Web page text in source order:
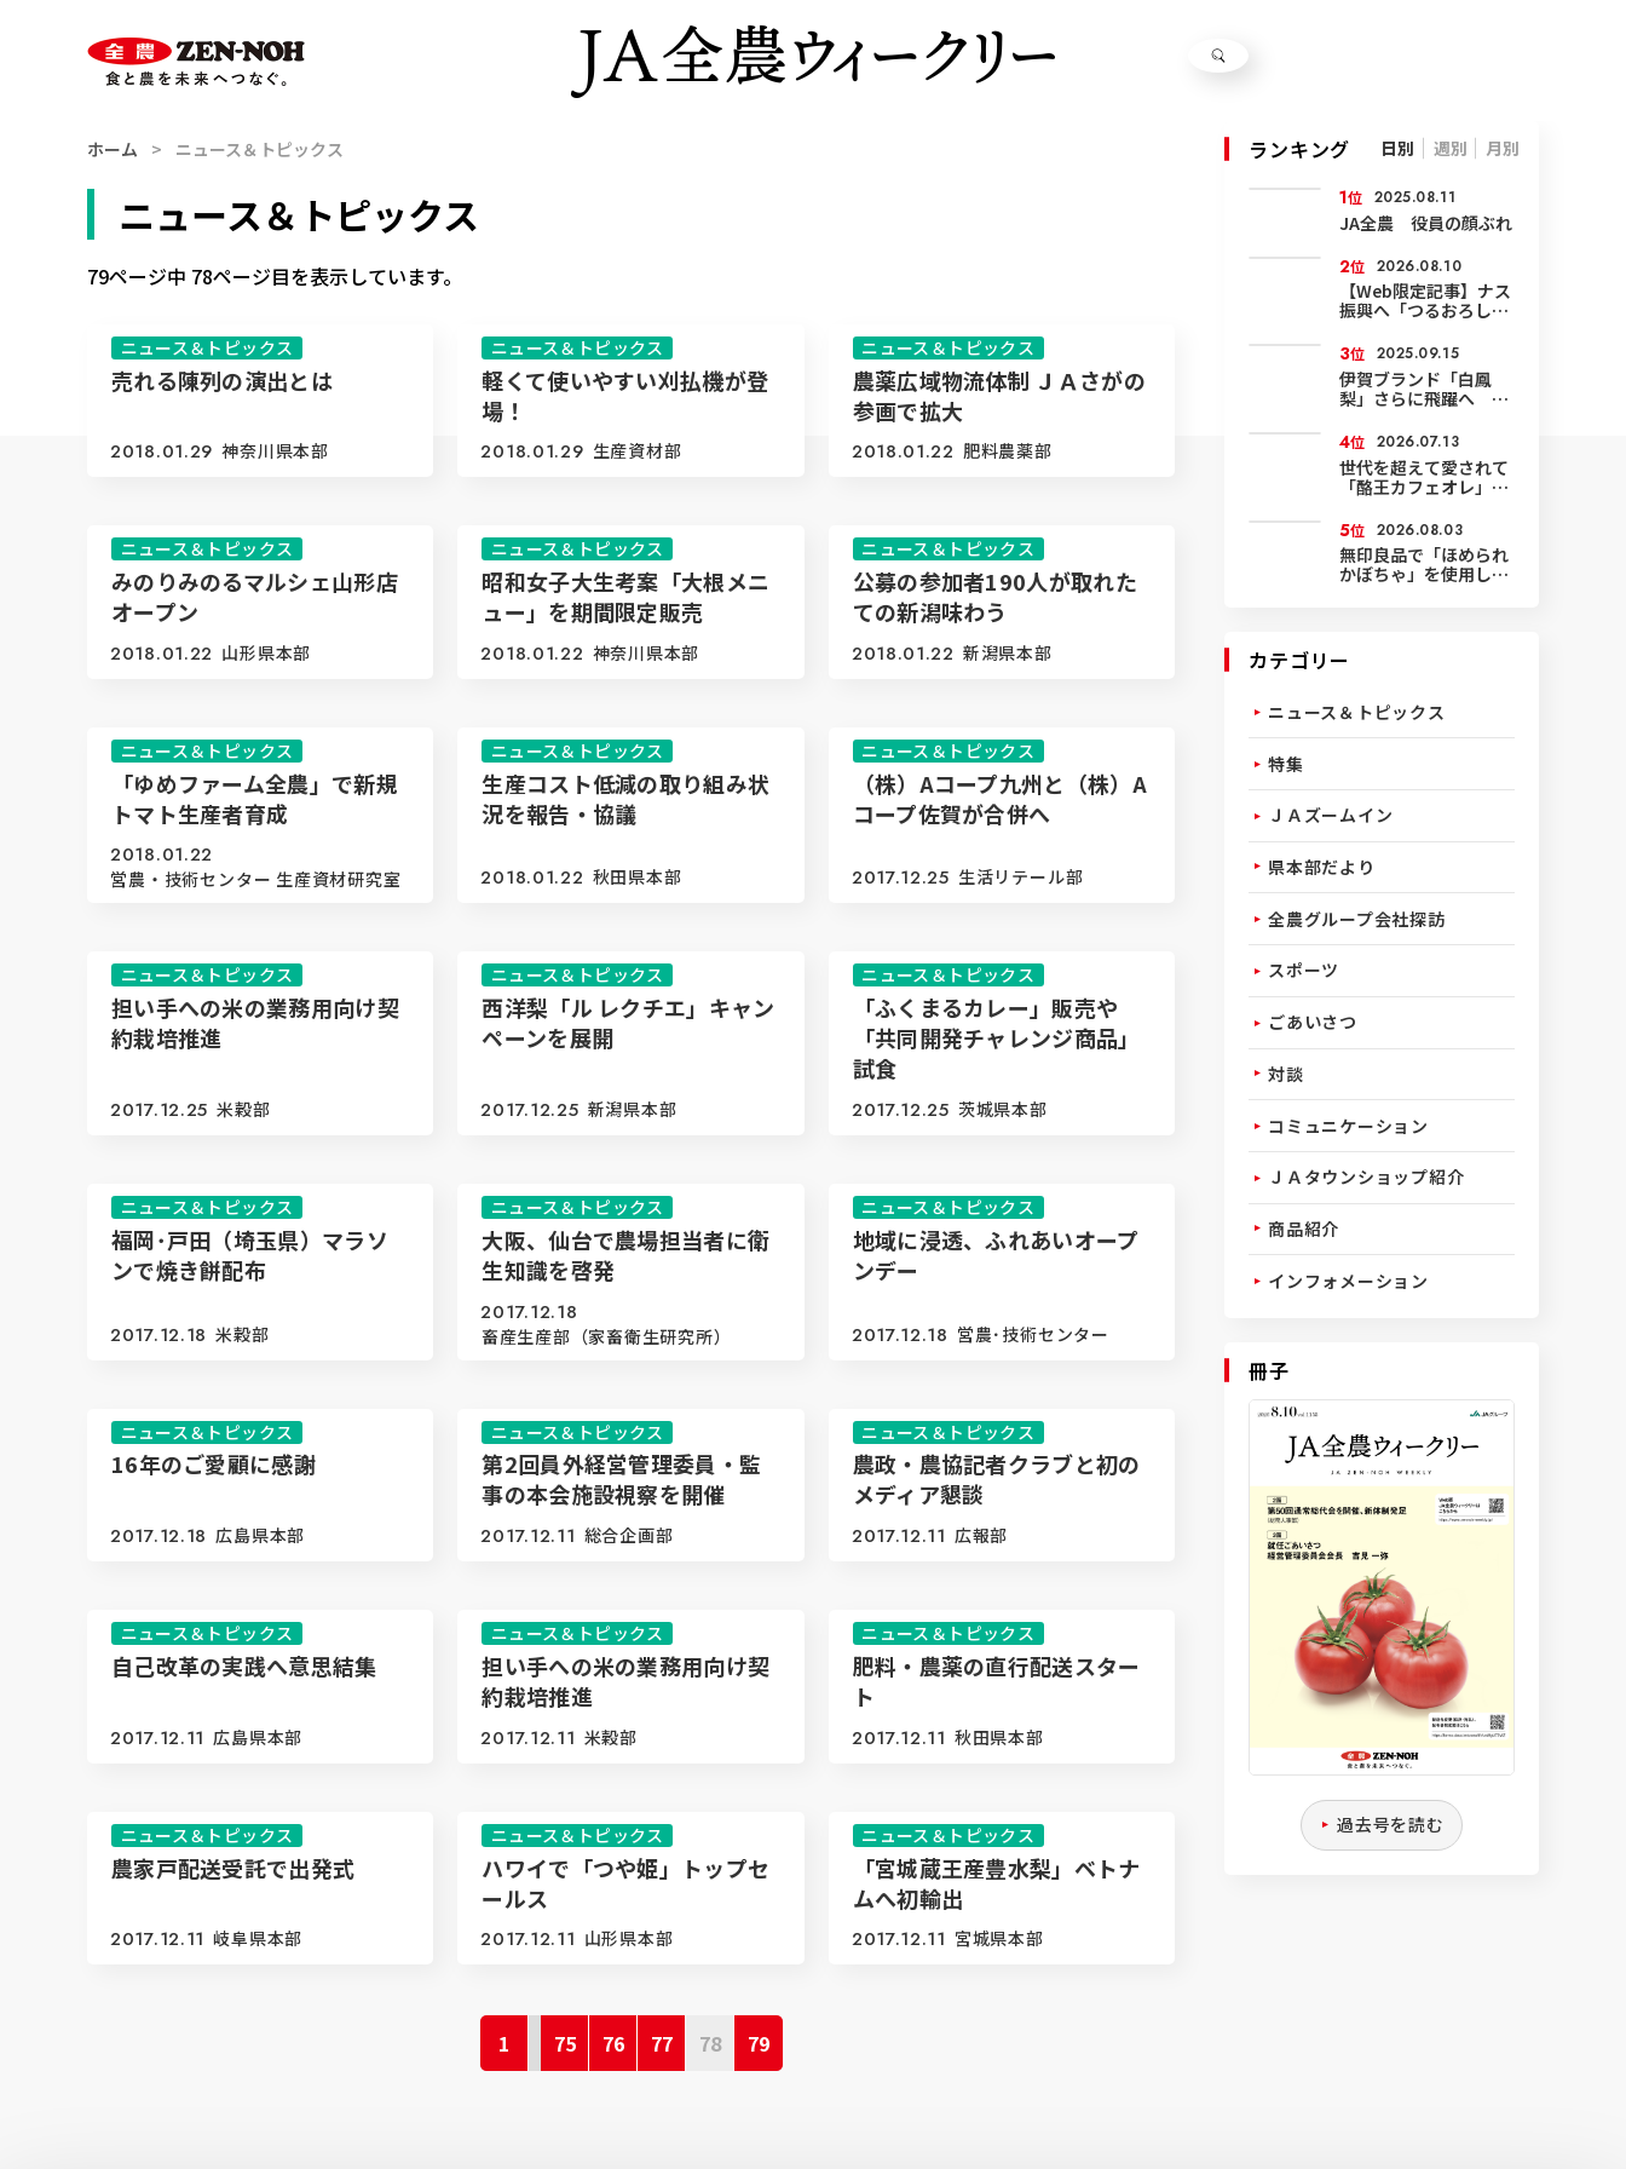
スマホ用
ハンバーガー
メニュー
ホーム ニュース＆トピックス
ニュース＆トピックス
79ページ中 78ページ目を表示しています。
ニュース＆トピックス
売れる陳列の演出とは
2018.01.29 神奈川県本部
ニュース＆トピックス
軽くて使いやすい刈払機が登
場！
2018.01.29 生産資材部
ニュース＆トピックス
農薬広域物流体制 ＪＡさがの
参画で拡大
2018.01.22 肥料農薬部
ニュース＆トピックス
みのりみのるマルシェ山形店
オープン
2018.01.22 山形県本部
ニュース＆トピックス
昭和女子大生考案「大根メニ
ュー」を期間限定販売
2018.01.22 神奈川県本部
ニュース＆トピックス
公募の参加者190人が取れた
ての新潟味わう
2018.01.22 新潟県本部
ニュース＆トピックス
「ゆめファーム全農」で新規
トマト生産者育成
2018.01.22
営農・技術センター 生産資材研究室
ニュース＆トピックス
生産コスト低減の取り組み状
況を報告・協議
2018.01.22 秋田県本部
ニュース＆トピックス
（株）Aコープ九州と（株）A
コープ佐賀が合併へ
2017.12.25 生活リテール部
ニュース＆トピックス
担い手への米の業務用向け契
約栽培推進
2017.12.25 米穀部
ニュース＆トピックス
西洋梨「ル レクチエ」キャン
ペーンを展開
2017.12.25 新潟県本部
ニュース＆トピックス
「ふくまるカレー」販売や
「共同開発チャレンジ商品」
試食
2017.12.25 茨城県本部
ニュース＆トピックス
福岡･戸田（埼玉県）マラソ
ンで焼き餅配布
2017.12.18 米穀部
ニュース＆トピックス
大阪、仙台で農場担当者に衛
生知識を啓発
2017.12.18
畜産生産部（家畜衛生研究所）
ニュース＆トピックス
地域に浸透、ふれあいオープ
ンデー
2017.12.18 営農･技術センター
ニュース＆トピックス
16年のご愛顧に感謝
2017.12.18 広島県本部
ニュース＆トピックス
第2回員外経営管理委員・監
事の本会施設視察を開催
2017.12.11 総合企画部
ニュース＆トピックス
農政・農協記者クラブと初の
メディア懇談
2017.12.11 広報部
ニュース＆トピックス
自己改革の実践へ意思結集
2017.12.11 広島県本部
ニュース＆トピックス
担い手への米の業務用向け契
約栽培推進
2017.12.11 米穀部
ニュース＆トピックス
肥料・農薬の直行配送スター
ト
2017.12.11 秋田県本部
ニュース＆トピックス
農家戸配送受託で出発式
2017.12.11 岐阜県本部
ニュース＆トピックス
ハワイで「つや姫」トップセ
ールス
2017.12.11 山形県本部
ニュース＆トピックス
「宮城蔵王産豊水梨」ベトナ
ムへ初輸出
2017.12.11 宮城県本部
1 75 76 77 78 79
ランキング 日別 週別 月別
1位 2025.08.11
JA全農 役員の顔ぶれ
2位 2026.08.10
【Web限定記事】ナス
振興へ「つるおろし」
3位 2025.09.15
伊賀ブランド「白鳳
梨」さらに飛躍へ 環
積も輸出も拡大
4位 2026.07.13
世代を超えて愛されて
「酪王カフェオレ」50
5位 2026.08.03
無印良品で「ほめられ
かぼちゃ」を使用した
カテゴリー
ニュース＆トピックス
特集
ＪＡズームイン
県本部だより
全農グループ会社探訪
スポーツ
ごあいさつ
対談
コミュニケーション
ＪＡタウンショップ紹介
商品紹介
インフォメーション
冊子
過去号を読む